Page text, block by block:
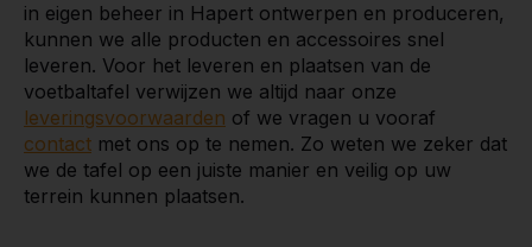
in eigen beheer in Hapert ontwerpen en produceren,
kunnen we alle producten en accessoires snel
leveren. Voor het leveren en plaatsen van de
voetbaltafel verwijzen we altijd naar onze
leveringsvoorwaarden of we vragen u vooraf
contact met ons op te nemen. Zo weten we zeker dat
we de tafel op een juiste manier en veilig op uw
terrein kunnen plaatsen.